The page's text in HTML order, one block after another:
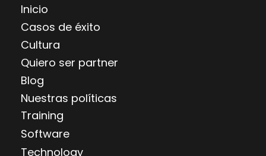
Inicio
Casos de éxito
Cultura
Quiero ser partner
Blog
Nuestras políticas
Training
Software
Technology